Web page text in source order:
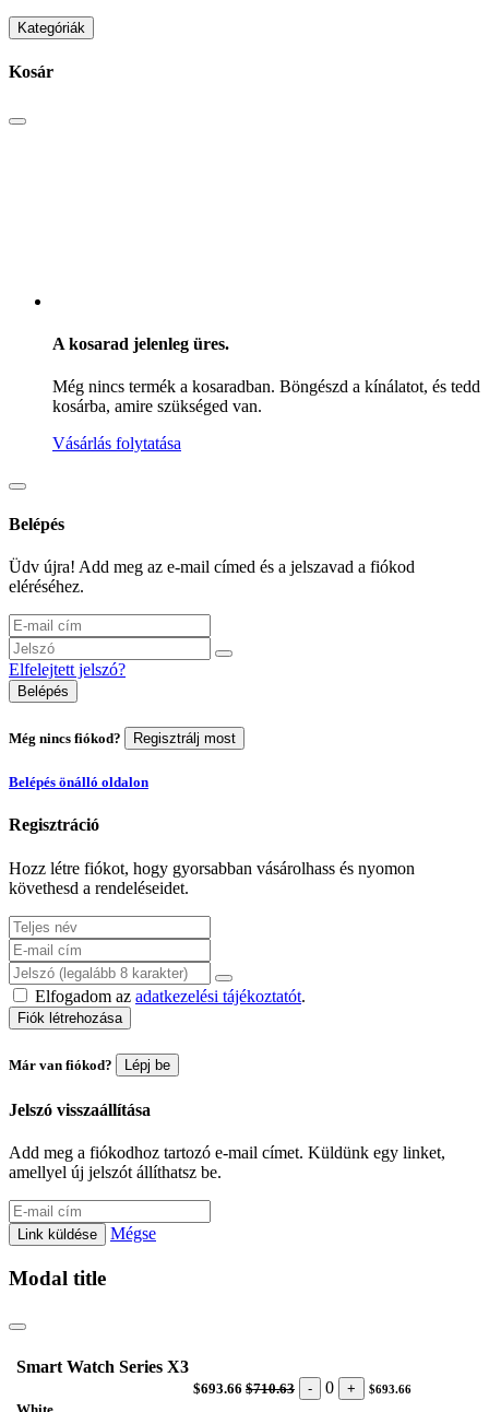
Kategóriák
Kosár
A kosarad jelenleg üres.
Még nincs termék a kosaradban. Böngészd a kínálatot, és tedd
kosárba, amire szükséged van.
Vásárlás folytatása
Belépés
Üdv újra! Add meg az e-mail címed és a jelszavad a fiókod
eléréséhez.
Elfelejtett jelszó?
Belépés
Még nincs fiókod? Regisztrálj most
Belépés önálló oldalon
Regisztráció
Hozz létre fiókot, hogy gyorsabban vásárolhass és nyomon
követhesd a rendeléseidet.
Elfogadom az adatkezelési tájékoztatót.
Fiók létrehozása
Már van fiókod? Lépj be
Jelszó visszaállítása
Add meg a fiókodhoz tartozó e-mail címet. Küldünk egy linket,
amellyel új jelszót állíthatsz be.
Link küldése Mégse
Modal title
Smart Watch Series X3
$693.66 $710.63 - 0 + $693.66